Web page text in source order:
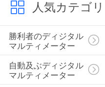
人気カテゴリ
勝利者のディジタル
マルティメーター
自動及ぶディジタル
マルティメーター